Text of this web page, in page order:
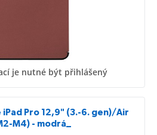
je nutné být přihlášený
iPad Pro 12,9" (3.-6. gen)/Air
M4) - modrá_